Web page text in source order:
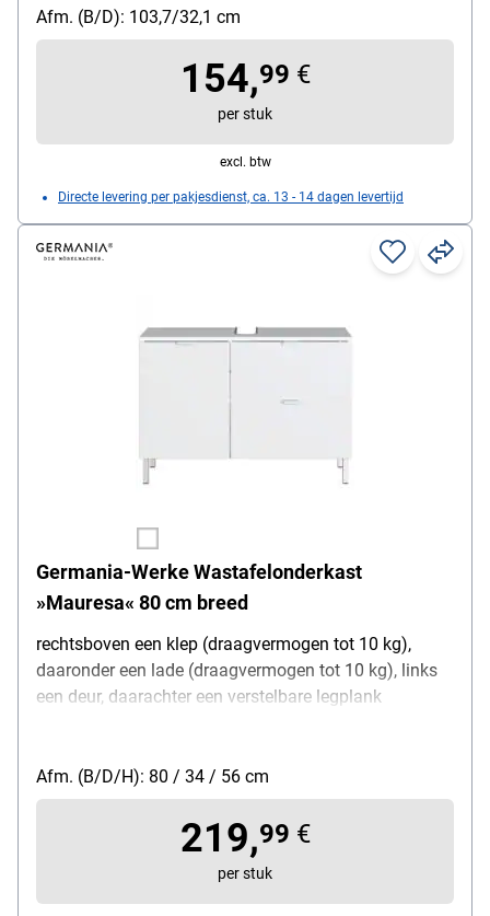
handgreep van 20 cm lang van metaal - matzwart,
oppervlakken met melamineharscoating
Afm. (B/D): 103,7/32,1 cm
154,99 €
per stuk
excl. btw
Directe levering per pakjesdienst, ca. 13 - 14 dagen levertijd
Germania-Werke Wastafelonderkast
»Mauresa« 80 cm breed
rechtsboven een klep (draagvermogen tot 10 kg),
daaronder een lade (draagvermogen tot 10 kg), links
een deur, daarachter een verstelbare legplank
randen, deurdemping, zelfslotende laden, gewicht: 21
kg
Afm. (B/D/H): 80 / 34 / 56 cm
219,99 €
per stuk